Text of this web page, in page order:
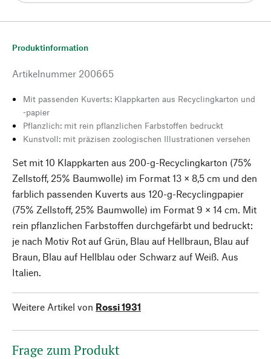
Produktinformation
Artikelnummer 200665
Mit passenden Kuverts: Klappkarten aus Recyclingkarton und
-papier
Pflanzlich: mit rein pflanzlichen Farbstoffen bedruckt
Kunstvoll: mit präzisen zoologischen Illustrationen versehen
Set mit 10 Klappkarten aus 200-g-Recyclingkarton (75%
Zellstoff, 25% Baumwolle) im Format 13 × 8,5 cm und den
farblich passenden Kuverts aus 120-g-Recyclingpapier
(75% Zellstoff, 25% Baumwolle) im Format 9 × 14 cm. Mit
rein pflanzlichen Farbstoffen durchgefärbt und bedruckt:
je nach Motiv Rot auf Grün, Blau auf Hellbraun, Blau auf
Braun, Blau auf Hellblau oder Schwarz auf Weiß. Aus
Italien.
Weitere Artikel von Rossi 1931
Frage zum Produkt